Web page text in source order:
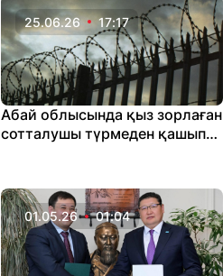
25.06.26 17:17
Абай облысында қыз зорлаған
сотталушы түрмеден қашып
01.05.26 01:04